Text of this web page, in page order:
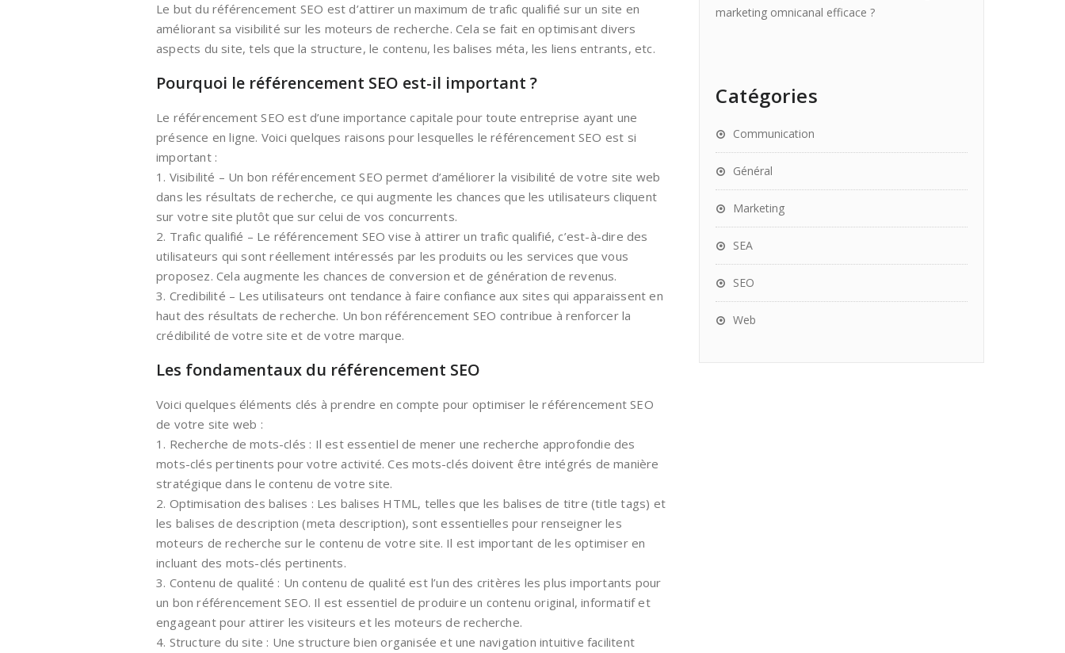
Le but du référencement SEO est d’attirer un maximum de trafic qualifié sur un site en
améliorant sa visibilité sur les moteurs de recherche. Cela se fait en optimisant divers
aspects du site, tels que la structure, le contenu, les balises méta, les liens entrants, etc.
Pourquoi le référencement SEO est-il important ?
Le référencement SEO est d’une importance capitale pour toute entreprise ayant une
présence en ligne. Voici quelques raisons pour lesquelles le référencement SEO est si
important :
1. Visibilité – Un bon référencement SEO permet d’améliorer la visibilité de votre site web
dans les résultats de recherche, ce qui augmente les chances que les utilisateurs cliquent
sur votre site plutôt que sur celui de vos concurrents.
2. Trafic qualifié – Le référencement SEO vise à attirer un trafic qualifié, c’est-à-dire des
utilisateurs qui sont réellement intéressés par les produits ou les services que vous
proposez. Cela augmente les chances de conversion et de génération de revenus.
3. Credibilité – Les utilisateurs ont tendance à faire confiance aux sites qui apparaissent en
haut des résultats de recherche. Un bon référencement SEO contribue à renforcer la
crédibilité de votre site et de votre marque.
Les fondamentaux du référencement SEO
Voici quelques éléments clés à prendre en compte pour optimiser le référencement SEO
de votre site web :
1. Recherche de mots-clés : Il est essentiel de mener une recherche approfondie des
mots-clés pertinents pour votre activité. Ces mots-clés doivent être intégrés de manière
stratégique dans le contenu de votre site.
2. Optimisation des balises : Les balises HTML, telles que les balises de titre (title tags) et
les balises de description (meta description), sont essentielles pour renseigner les
moteurs de recherche sur le contenu de votre site. Il est important de les optimiser en
incluant des mots-clés pertinents.
3. Contenu de qualité : Un contenu de qualité est l’un des critères les plus importants pour
un bon référencement SEO. Il est essentiel de produire un contenu original, informatif et
engageant pour attirer les visiteurs et les moteurs de recherche.
4. Structure du site : Une structure bien organisée et une navigation intuitive facilitent
marketing omnicanal efficace ?
Catégories
Communication
Général
Marketing
SEA
SEO
Web